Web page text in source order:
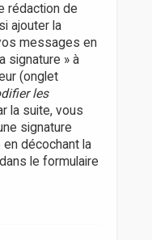
rédaction de
ajouter la
messages en
signature » à
(onglet
les
la suite, vous
signature
en décochant la
le formulaire